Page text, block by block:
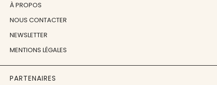
À PROPOS
NOUS CONTACTER
NEWSLETTER
MENTIONS LÉGALES
PARTENAIRES